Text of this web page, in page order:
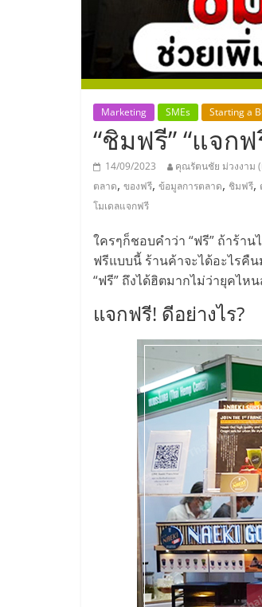
ธุรกิจ
เอ
ส
เอ็
มอี
ไทย,
SMEs,
ไชส์,
ปรึกษา
Marketing SMEs Starting a
“ชิมฟรี” “แจก
14/09/2023 คุณรัตนชัย ม่วงงาม (
ตลาด, ของฟรี, ข้อมูลการตลาด, ชิมฟรี,
โมเดลแจกฟรี
ใครๆก็ชอบคำว่า “ฟรี” ถ้าร้า
ฟรีแบบนี้ ร้านค้าจะได้อะไรคื
“ฟรี” ถึงได้ฮิตมากไม่ว่ายุคไห
แจกฟรี! ดีอย่างไร?